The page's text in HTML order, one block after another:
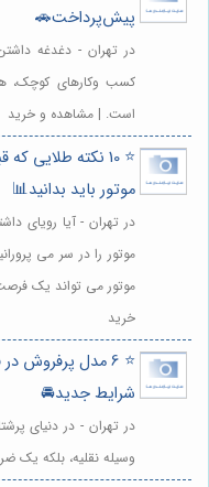
پیش‌پرداخت🚗
در تهران - دغدغه
کسب وکارهای کوچک،
است. | مشاهده و خرید
⭐️ 10 نکته
موتور باید بدانید📊
در تهران - آیا رویای
موتور را در سر می
موتور می تواند یک
خرید
⭐️ 6 مدل پرفروش
شرایط جدید🚘
در تهران - در دنیای
وسیله نقلیه، بلکه یک